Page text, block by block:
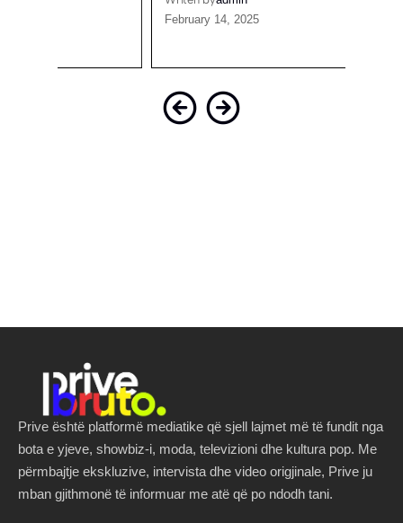
Prive është platformë mediatike që sjell lajmet më të fundit nga
bota e yjeve, showbiz-i, moda, televizioni dhe kultura pop. Me
përmbajtje ekskluzive, intervista dhe video origjinale, Prive ju
mban gjithmonë të informuar me atë që po ndodh tani.